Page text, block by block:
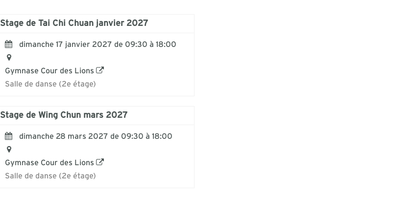
Stage de Tai Chi Chuan janvier 2027
dimanche 17 janvier 2027 de 09:30 à 18:00
Gymnase Cour des Lions
Salle de danse (2e étage)
Stage de Wing Chun mars 2027
dimanche 28 mars 2027 de 09:30 à 18:00
Gymnase Cour des Lions
Salle de danse (2e étage)